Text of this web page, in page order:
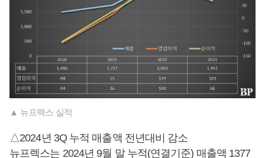
▲ 뉴프렉스 실적
△2024년 3Q 누적 매출액 전년대비 감소
뉴프렉스는 2024년 9월 말 누적(연결기준) 매출액 1377